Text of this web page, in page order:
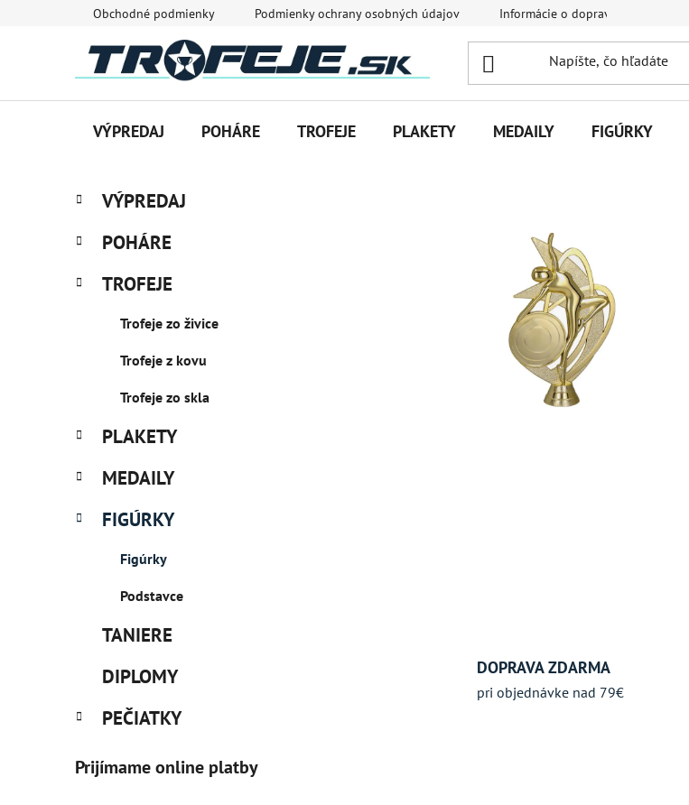
Obchodné podmienky Podmienky ochrany osobných údajov Informácie o doprave
VÝPREDAJ POHÁRE TROFEJE PLAKETY MEDAILY FIGÚRKY
B
č
ý
Preskočiť
kategórie
K
a
e
ó
VÝPREDAJ
POHÁRE
TROFEJE
Trofeje zo živice
Trofeje z kovu
Trofeje zo skla
PLAKETY
MEDAILY
FIGÚRKY
Figúrky
Podstavce
TANIERE
DIPLOMY
PEČIATKY
Prijímame online platby
DOPRAVA ZDARMA
pri objednávke nad 79€